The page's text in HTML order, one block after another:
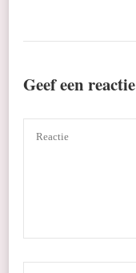
Geef een reactie